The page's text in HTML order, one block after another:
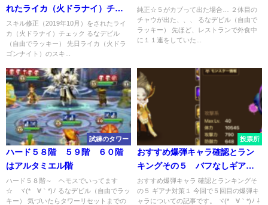
れたライカ（火ドラナイ）チェ
ック
スキル修正（2019年10月）をされたライ
カ（火ドラナイ）チェック るなデビル
（自由でラッキー） 先日ライカ（火ドラ
ゴンナイト）のスキ...
純正☆５がカブって出た場合… ２体目の
チャウが出た、、、 るなデビル（自由で
ラッキー） 先ほど、レストランで外食中
に１１連をしていた...
試練のタワー
ハード５８階 ５９階 ６０階
はアルタミエル階
ハード５８階～ ヘモスでいってます
☆ ヾ(*´∀｀*)ﾉ るなデビル（自由でラッ
キー） 気づいたらタワーリセットまでの
投票所
おすすめ爆弾キャラ確認とラン
キングその５ バフなしギアナ
対策
おすすめ爆弾キャラ 確認とランキングそ
の５ ギアナ対策１ 今回で５回目の爆弾キ
ャラについての記事です。 ヾ(*´∀｀*)ﾉ ⇩